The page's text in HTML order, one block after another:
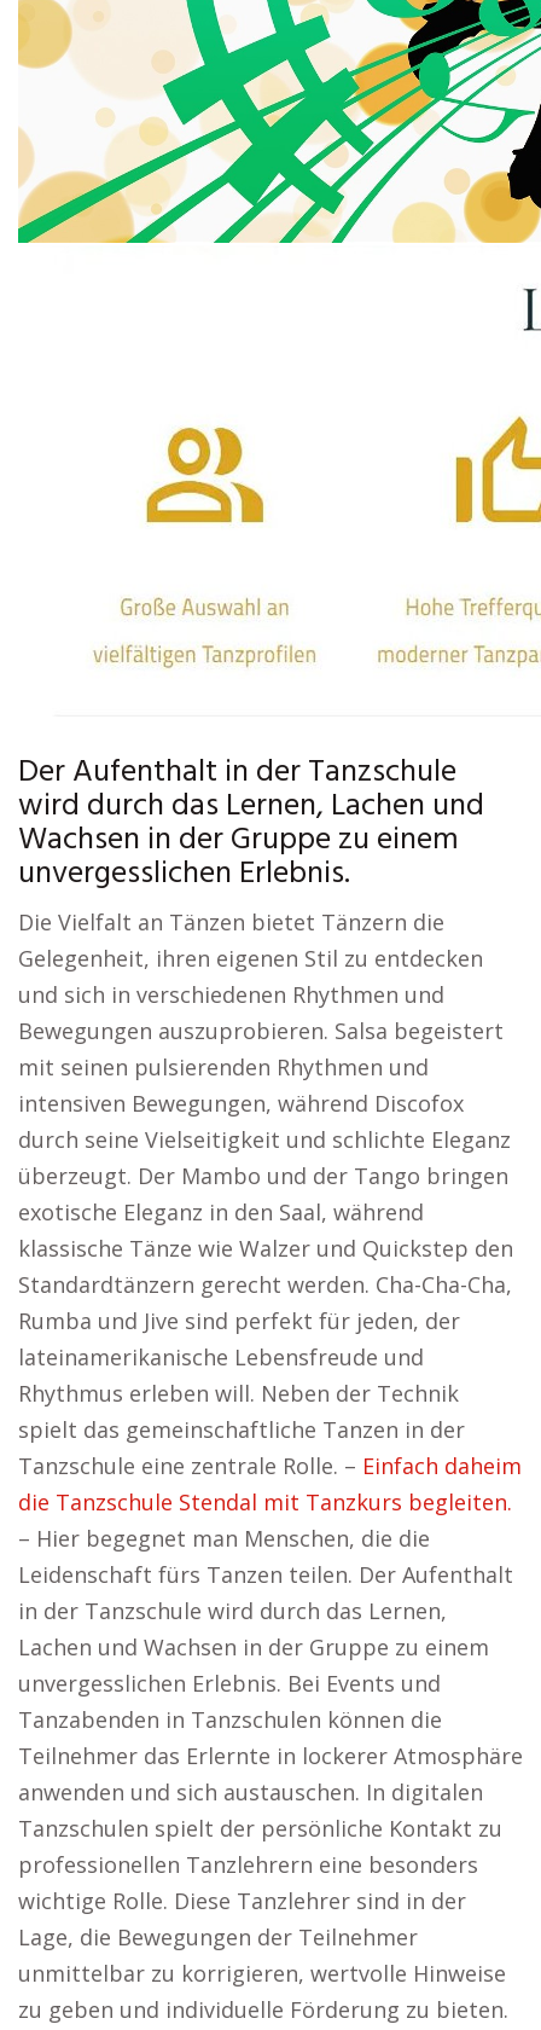
Der Aufenthalt in der Tanzschule
wird durch das Lernen, Lachen und
Wachsen in der Gruppe zu einem
unvergesslichen Erlebnis.
Die Vielfalt an Tänzen bietet Tänzern die
Gelegenheit, ihren eigenen Stil zu entdecken
und sich in verschiedenen Rhythmen und
Bewegungen auszuprobieren. Salsa begeistert
mit seinen pulsierenden Rhythmen und
intensiven Bewegungen, während Discofox
durch seine Vielseitigkeit und schlichte Eleganz
überzeugt. Der Mambo und der Tango bringen
exotische Eleganz in den Saal, während
klassische Tänze wie Walzer und Quickstep den
Standardtänzern gerecht werden. Cha-Cha-Cha,
Rumba und Jive sind perfekt für jeden, der
lateinamerikanische Lebensfreude und
Rhythmus erleben will. Neben der Technik
spielt das gemeinschaftliche Tanzen in der
Tanzschule eine zentrale Rolle. – Einfach daheim
die Tanzschule Stendal mit Tanzkurs begleiten.
– Hier begegnet man Menschen, die die
Leidenschaft fürs Tanzen teilen. Der Aufenthalt
in der Tanzschule wird durch das Lernen,
Lachen und Wachsen in der Gruppe zu einem
unvergesslichen Erlebnis. Bei Events und
Tanzabenden in Tanzschulen können die
Teilnehmer das Erlernte in lockerer Atmosphäre
anwenden und sich austauschen. In digitalen
Tanzschulen spielt der persönliche Kontakt zu
professionellen Tanzlehrern eine besonders
wichtige Rolle. Diese Tanzlehrer sind in der
Lage, die Bewegungen der Teilnehmer
unmittelbar zu korrigieren, wertvolle Hinweise
zu geben und individuelle Förderung zu bieten.